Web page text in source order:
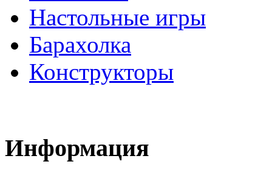
Настольные игры
Барахолка
Конструкторы
Информация